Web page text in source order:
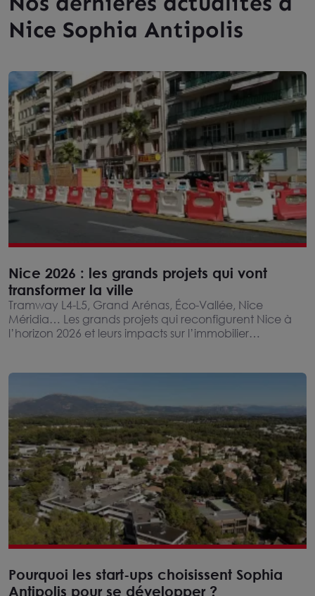
Nice Sophia Antipolis
Nice 2026 : les grands projets qui vont
transformer la ville
Tramway L4-L5, Grand Arénas, Éco-Vallée, Nice
Méridia… Les grands projets qui reconfigurent Nice à
l’horizon 2026 et leurs impacts sur l’immobilier
Pourquoi les start-ups choisissent Sophia
Antipolis pour se développer ?